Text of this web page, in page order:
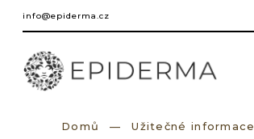
obsah
info@epiderma.cz
Domů Užitečné informace